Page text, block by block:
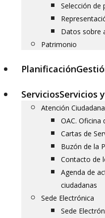
Selección de
Datos sobre
Patrimonio
Planificación
ServiciosServicios
Atención Ciudadana
OAC. Oficina
Cartas de
Buzón de la
Contacto de
Agenda de
ciudadanas
Sede Electrónica
Sede